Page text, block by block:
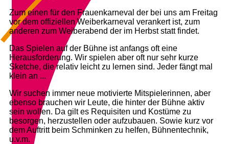
Zum einen für den Frauenkarneval der bei uns am Freitag
vor dem offiziellen Weiberkarneval verankert ist, zum
anderen zum Weiberabend der im Herbst statt findet.
Das Spielen auf der Bühne ist anfangs oft eine
Herausforderung. Wir spielen aber oft nur sehr kurze
Sketche, die relativ leicht zu lernen sind. Jeder fängt mal
klein an ...
Wir suchen immer neue motivierte Mitspielerinnen, aber
ebenso brauchen wir Leute, die hinter der Bühne aktiv
sein wollen. Da gilt es Requisiten und Kostüme zu
besorgen, herzustellen oder aufzubauen. Sowie kurz vor
dem Auftritt beim Schminken zu helfen, Bühnentechnik,
u.v.m.